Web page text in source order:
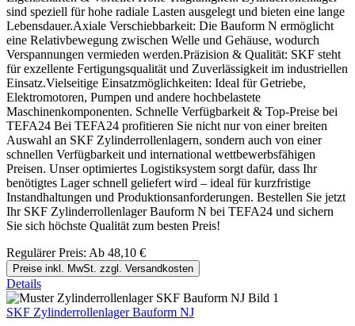
sind speziell für hohe radiale Lasten ausgelegt und bieten eine lange
Lebensdauer.Axiale Verschiebbarkeit: Die Bauform N ermöglicht
eine Relativbewegung zwischen Welle und Gehäuse, wodurch
Verspannungen vermieden werden.Präzision & Qualität: SKF steht
für exzellente Fertigungsqualität und Zuverlässigkeit im industriellen
Einsatz.Vielseitige Einsatzmöglichkeiten: Ideal für Getriebe,
Elektromotoren, Pumpen und andere hochbelastete
Maschinenkomponenten. Schnelle Verfügbarkeit & Top-Preise bei
TEFA24 Bei TEFA24 profitieren Sie nicht nur von einer breiten
Auswahl an SKF Zylinderrollenlagern, sondern auch von einer
schnellen Verfügbarkeit und international wettbewerbsfähigen
Preisen. Unser optimiertes Logistiksystem sorgt dafür, dass Ihr
benötigtes Lager schnell geliefert wird – ideal für kurzfristige
Instandhaltungen und Produktionsanforderungen. Bestellen Sie jetzt
Ihr SKF Zylinderrollenlager Bauform N bei TEFA24 und sichern
Sie sich höchste Qualität zum besten Preis!
Regulärer Preis: Ab 48,10 €
Preise inkl. MwSt. zzgl. Versandkosten
Details
SKF Zylinderrollenlager Bauform NJ